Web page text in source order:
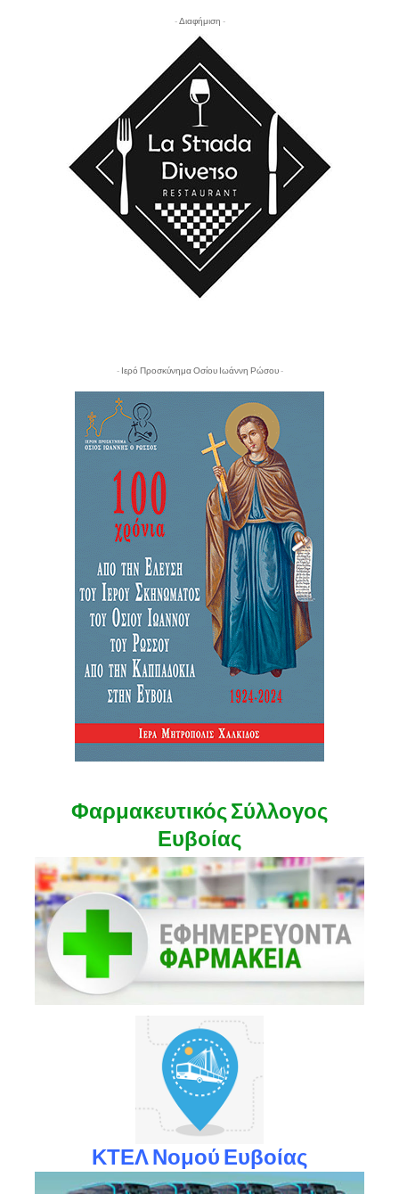
- Διαφήμιση -
- Ιερό Προσκύνημα Οσίου Ιωάννη Ρώσου -
Φαρμακευτικός Σύλλογος
Ευβοίας
ΚΤΕΛ Νομού Ευβοίας